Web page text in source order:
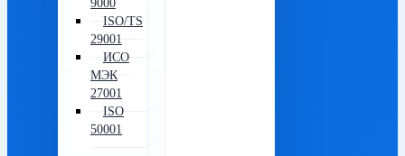
9000
ISO/TS
29001
ИСО
МЭК
27001
ISO
50001